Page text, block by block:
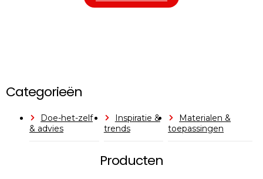
Categorieën
Doe-het-zelf
& advies
Inspiratie &
trends
Materialen &
toepassingen
Producten